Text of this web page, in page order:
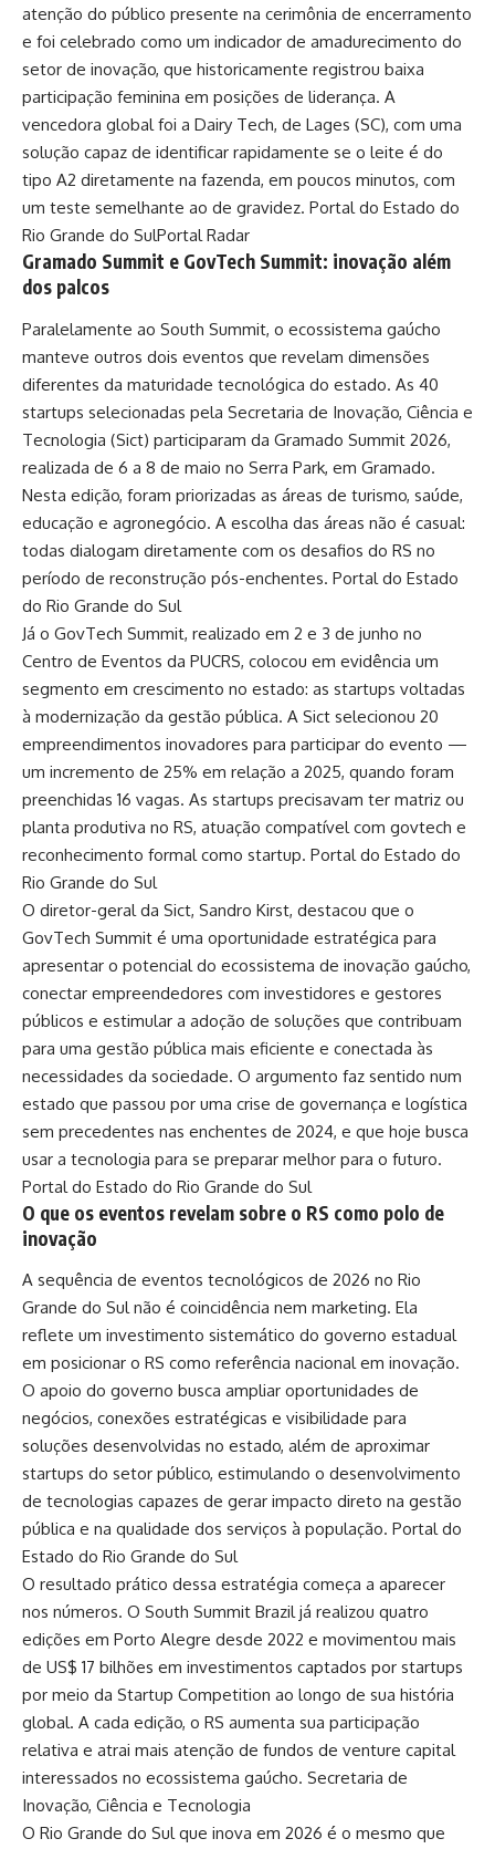
atenção do público presente na cerimônia de encerramento
e foi celebrado como um indicador de amadurecimento do
setor de inovação, que historicamente registrou baixa
participação feminina em posições de liderança. A
vencedora global foi a Dairy Tech, de Lages (SC), com uma
solução capaz de identificar rapidamente se o leite é do
tipo A2 diretamente na fazenda, em poucos minutos, com
um teste semelhante ao de gravidez. Portal do Estado do
Rio Grande do SulPortal Radar
Gramado Summit e GovTech Summit: inovação além
dos palcos
Paralelamente ao South Summit, o ecossistema gaúcho
manteve outros dois eventos que revelam dimensões
diferentes da maturidade tecnológica do estado. As 40
startups selecionadas pela Secretaria de Inovação, Ciência e
Tecnologia (Sict) participaram da Gramado Summit 2026,
realizada de 6 a 8 de maio no Serra Park, em Gramado.
Nesta edição, foram priorizadas as áreas de turismo, saúde,
educação e agronegócio. A escolha das áreas não é casual:
todas dialogam diretamente com os desafios do RS no
período de reconstrução pós-enchentes. Portal do Estado
do Rio Grande do Sul
Já o GovTech Summit, realizado em 2 e 3 de junho no
Centro de Eventos da PUCRS, colocou em evidência um
segmento em crescimento no estado: as startups voltadas
à modernização da gestão pública. A Sict selecionou 20
empreendimentos inovadores para participar do evento —
um incremento de 25% em relação a 2025, quando foram
preenchidas 16 vagas. As startups precisavam ter matriz ou
planta produtiva no RS, atuação compatível com govtech e
reconhecimento formal como startup. Portal do Estado do
Rio Grande do Sul
O diretor-geral da Sict, Sandro Kirst, destacou que o
GovTech Summit é uma oportunidade estratégica para
apresentar o potencial do ecossistema de inovação gaúcho,
conectar empreendedores com investidores e gestores
públicos e estimular a adoção de soluções que contribuam
para uma gestão pública mais eficiente e conectada às
necessidades da sociedade. O argumento faz sentido num
estado que passou por uma crise de governança e logística
sem precedentes nas enchentes de 2024, e que hoje busca
usar a tecnologia para se preparar melhor para o futuro.
Portal do Estado do Rio Grande do Sul
O que os eventos revelam sobre o RS como polo de
inovação
A sequência de eventos tecnológicos de 2026 no Rio
Grande do Sul não é coincidência nem marketing. Ela
reflete um investimento sistemático do governo estadual
em posicionar o RS como referência nacional em inovação.
O apoio do governo busca ampliar oportunidades de
negócios, conexões estratégicas e visibilidade para
soluções desenvolvidas no estado, além de aproximar
startups do setor público, estimulando o desenvolvimento
de tecnologias capazes de gerar impacto direto na gestão
pública e na qualidade dos serviços à população. Portal do
Estado do Rio Grande do Sul
O resultado prático dessa estratégia começa a aparecer
nos números. O South Summit Brazil já realizou quatro
edições em Porto Alegre desde 2022 e movimentou mais
de US$ 17 bilhões em investimentos captados por startups
por meio da Startup Competition ao longo de sua história
global. A cada edição, o RS aumenta sua participação
relativa e atrai mais atenção de fundos de venture capital
interessados no ecossistema gaúcho. Secretaria de
Inovação, Ciência e Tecnologia
O Rio Grande do Sul que inova em 2026 é o mesmo que